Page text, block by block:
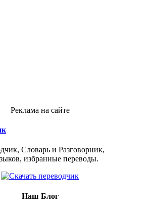
Реклама на сайте
Словарь и Разговорник,
избранные переводы.
Наш Блог